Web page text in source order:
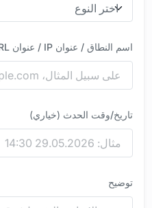
اسم النطاق / عنوان IP / عنوان URL
تاريخ/وقت الحدث (خياري)
توضيح